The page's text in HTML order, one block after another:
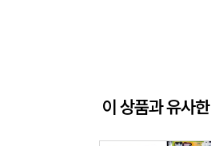
이 상품과 유사한